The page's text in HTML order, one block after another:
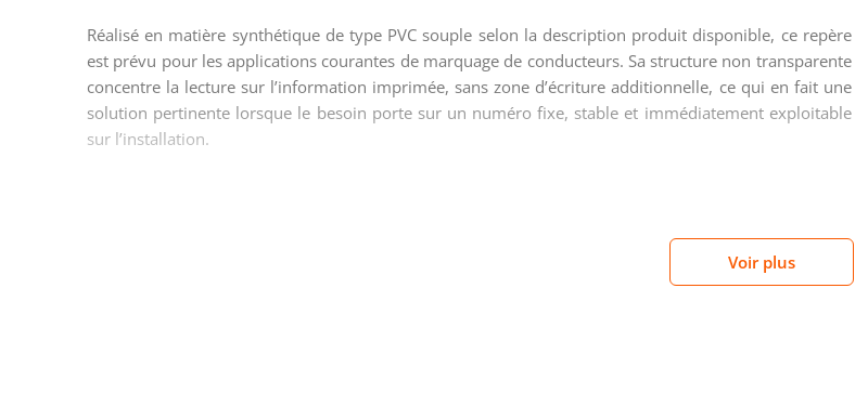
Réalisé en matière synthétique de type PVC souple selon la description produit disponible, ce repère
est prévu pour les applications courantes de marquage de conducteurs. Sa structure non transparente
concentre la lecture sur l’information imprimée, sans zone d’écriture additionnelle, ce qui en fait une
solution pertinente lorsque le besoin porte sur un numéro fixe, stable et immédiatement exploitable
sur l’installation.
Ce repère convient aux professionnels qui souhaitent gagner en clarté dans le tirage et le repérage de
Voir plus